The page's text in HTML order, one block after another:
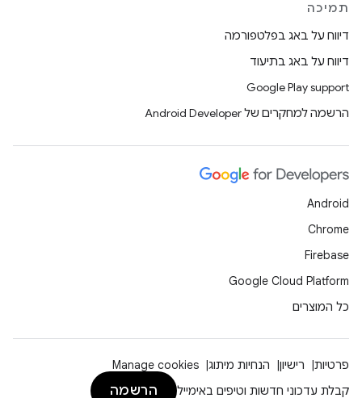
תמיכה
דיווח על באג בפלטפורמה
דיווח על באג בתיעוד
Google Play support
הרשמה למחקרים של Android Developer
Android
Chrome
Firebase
Google Cloud Platform
כל המוצרים
פרטיות רישיון הנחיות מיתוג
Manage cookies
קבלת עדכוני חדשות וטיפים באימייל
הרשמה